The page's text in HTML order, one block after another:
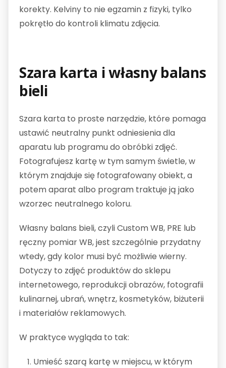
korekty. Kelviny to nie egzamin z fizyki, tylko
pokrętło do kontroli klimatu zdjęcia.
Szara karta i własny balans
bieli
Szara karta to proste narzędzie, które pomaga
ustawić neutralny punkt odniesienia dla
aparatu lub programu do obróbki zdjęć.
Fotografujesz kartę w tym samym świetle, w
którym znajduje się fotografowany obiekt, a
potem aparat albo program traktuje ją jako
wzorzec neutralnego koloru.
Własny balans bieli, czyli Custom WB, PRE lub
ręczny pomiar WB, jest szczególnie przydatny
wtedy, gdy kolor musi być możliwie wierny.
Dotyczy to zdjęć produktów do sklepu
internetowego, reprodukcji obrazów, fotografii
kulinarnej, ubrań, wnętrz, kosmetyków, biżuterii
i materiałów reklamowych.
W praktyce wygląda to tak:
Umieść szarą kartę w miejscu, w którym